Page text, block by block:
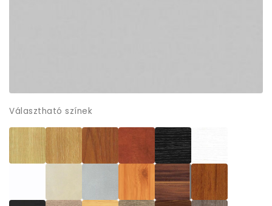
Választható színek